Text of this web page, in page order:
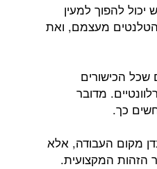
להפוך למעין
הטלנטים מעצמם, ואת
שכל הכישורים
מדובר
כך.
מקום העבודה, אלא
הזהות המקצועית.